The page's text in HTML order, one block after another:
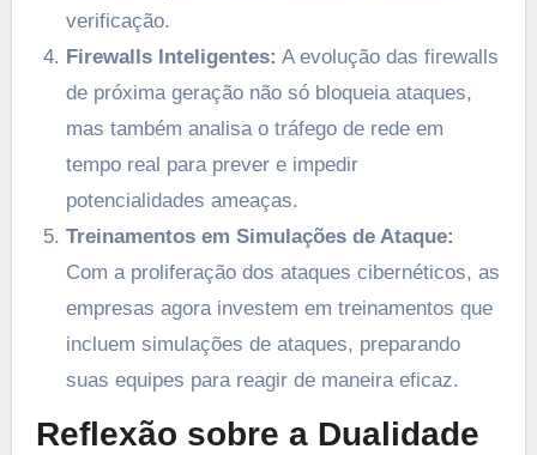
verificação.
Firewalls Inteligentes: A evolução das firewalls
de próxima geração não só bloqueia ataques,
mas também analisa o tráfego de rede em
tempo real para prever e impedir
potencialidades ameaças.
Treinamentos em Simulações de Ataque:
Com a proliferação dos ataques cibernéticos, as
empresas agora investem em treinamentos que
incluem simulações de ataques, preparando
suas equipes para reagir de maneira eficaz.
Reflexão sobre a Dualidade